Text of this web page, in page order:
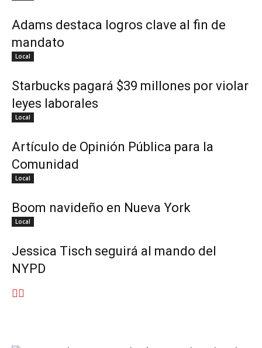
Adams destaca logros clave al fin de
mandato
Local
Starbucks pagará $39 millones por violar
leyes laborales
Local
Artículo de Opinión Pública para la
Comunidad
Local
Boom navideño en Nueva York
Local
Jessica Tisch seguirá al mando del
NYPD